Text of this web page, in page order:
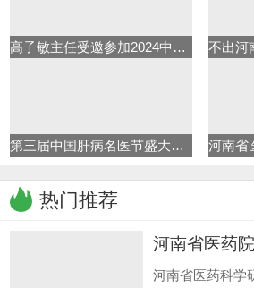
高子敏主任受邀参加2024中华医学
第三届中国肝病名医节盛大启动
热门推荐
河南省医药
界肝
河南省医药科学